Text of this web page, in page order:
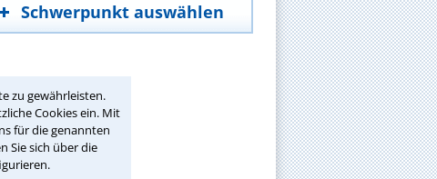
zu gewährleisten.
Cookies ein. Mit
für die genannten
Sie sich über die
Schwerpunkt auswählen